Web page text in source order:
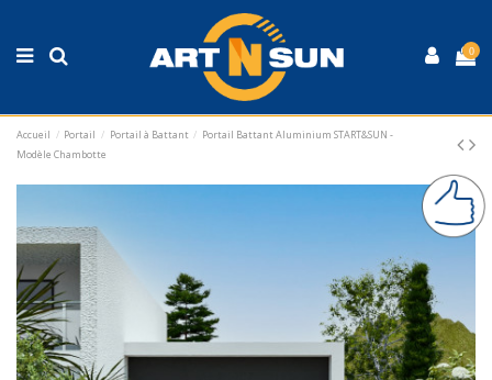
0
Accueil Portail Portail à Battant
Portail Battant Aluminium START&SUN -
Modèle Chambotte